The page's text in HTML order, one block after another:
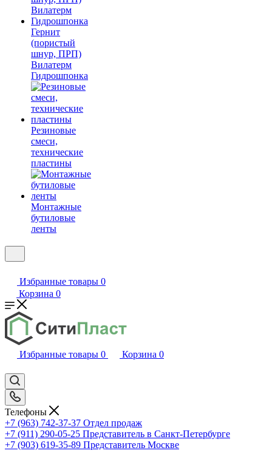
Гернит
(пористый
шнур, ПРП)
Вилатерм
Гидрошпонка
Резиновые
смеси,
технические
пластины
Монтажные
бутиловые
ленты
Избранные товары 0
Корзина 0
Избранные товары 0 Корзина 0
Телефоны
+7 (963) 742-37-37 Отдел продаж
+7 (911) 290-05-25 Представитель в Санкт-Петербурге
+7 (903) 619-35-89 Представитель Москве